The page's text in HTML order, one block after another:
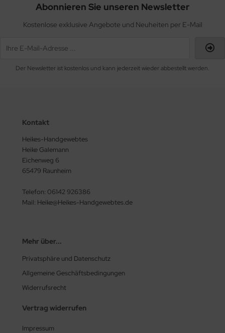
Abonnieren Sie unseren Newsletter
Kostenlose exklusive Angebote und Neuheiten per E-Mail
Der Newsletter ist kostenlos und kann jederzeit wieder abbestellt werden.
Kontakt
Heikes-Handgewebtes
Heike Galemann
Eichenweg 6
65479 Raunheim
Telefon: 06142 926386
Mail: Heike@Heikes-Handgewebtes.de
Mehr über...
Privatsphäre und Datenschutz
Allgemeine Geschäftsbedingungen
Widerrufsrecht
Vertrag widerrufen
Impressum